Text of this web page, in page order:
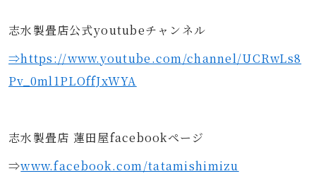
志水製畳店公式youtubeチャンネル
⇒https://www.youtube.com/channel/UCRwLs8
Pv_0ml1PLOffJxWYA
志水製畳店 蓮田屋facebookページ
⇒www.facebook.com/tatamishimizu